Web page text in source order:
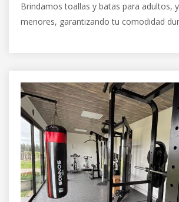
Brindamos toallas y batas para adultos,
menores, garantizando tu comodidad